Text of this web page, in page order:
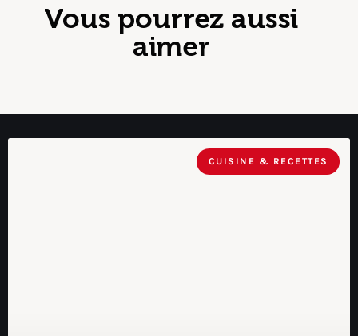
Vous pourrez aussi
aimer
CUISINE & RECETTES